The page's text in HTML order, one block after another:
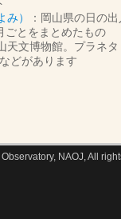
）
：岡山県の日の
ごとをまとめたもの
天文博物館。プラネタ
どがあります
NAOJ, All